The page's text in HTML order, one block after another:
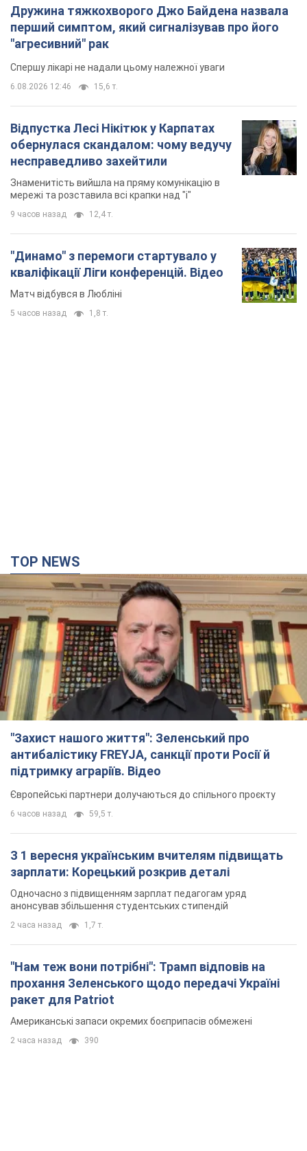
Дружина тяжкохворого Джо Байдена назвала
перший симптом, який сигналізував про його
"агресивний" рак
Спершу лікарі не надали цьому належної уваги
6.08.2026 12:46 15,6 т.
Відпустка Лесі Нікітюк у Карпатах
обернулася скандалом: чому ведучу
несправедливо захейтили
Знаменитість вийшла на пряму комунікацію в
мережі та розставила всі крапки над "і"
9 часов назад 12,4 т.
"Динамо" з перемоги стартувало у
кваліфікації Ліги конференцій. Відео
Матч відбувся в Любліні
5 часов назад 1,8 т.
TOP NEWS
"Захист нашого життя": Зеленський про
антибалістику FREYJA, санкції проти Росії й
підтримку аграріїв. Відео
Європейські партнери долучаються до спільного проєкту
6 часов назад 59,5 т.
З 1 вересня українським вчителям підвищать
зарплати: Корецький розкрив деталі
Одночасно з підвищенням зарплат педагогам уряд
анонсував збільшення студентських стипендій
2 часа назад 1,7 т.
"Нам теж вони потрібні": Трамп відповів на
прохання Зеленського щодо передачі Україні
ракет для Patriot
Американські запаси окремих боєприпасів обмежені
2 часа назад 390